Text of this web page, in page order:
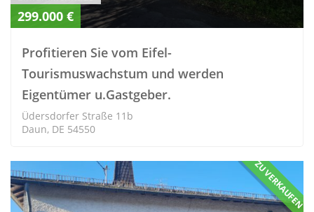
299.000 €
Profitieren Sie vom Eifel-
Tourismuswachstum und werden
Eigentümer u.Gastgeber.
Üdersdorfer Straße 11b
Daun, DE 54550
ZU VERKAUFEN